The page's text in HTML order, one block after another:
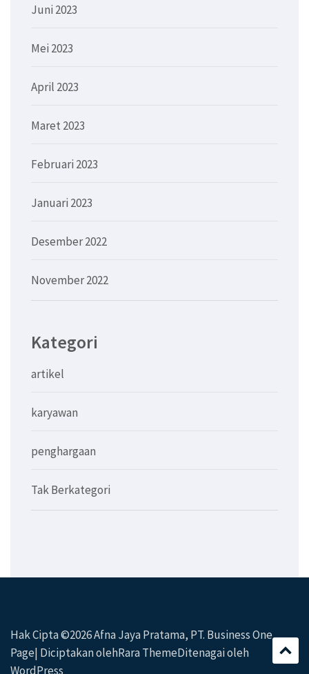
Juni 2023
Mei 2023
April 2023
Maret 2023
Februari 2023
Januari 2023
Desember 2022
November 2022
Kategori
artikel
karyawan
penghargaan
Tak Berkategori
Hak Cipta ©2026Afna Jaya Pratama, PT. Business One
Page| Diciptakan olehRara ThemeDitenagai oleh
WordPress